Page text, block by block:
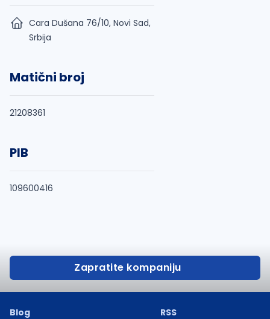
Cara Dušana 76/10, Novi Sad,
Srbija
Matični broj
21208361
PIB
109600416
Zapratite kompaniju
Blog
RSS